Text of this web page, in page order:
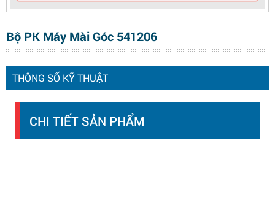
Bộ PK Máy Mài Góc 541206
THÔNG SỐ KỸ THUẬT
CHI TIẾT SẢN PHẨM